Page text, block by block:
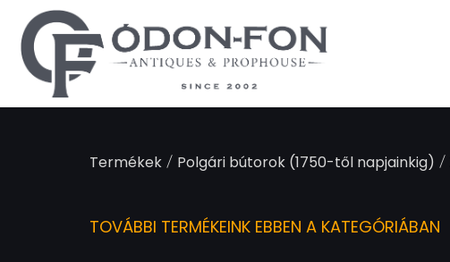
Termékek/ Polgári bútorok (1750-től napjainkig) /
TOVÁBBI TERMÉKEINK EBBEN A KATEGÓRIÁBAN
Süti preferenciák